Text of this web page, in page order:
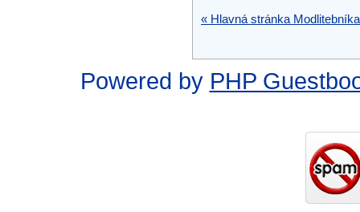
« Hlavná stránka Modlitebníka
Powered by PHP